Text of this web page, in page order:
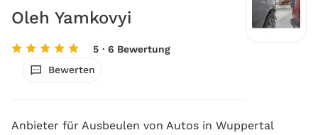
Oleh Yamkovyi
5 · 6 Bewertung
Bewerten
Anbieter für Ausbeulen von Autos in Wuppertal